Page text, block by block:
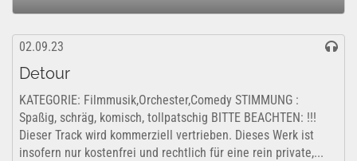
02.09.23
Detour
KATEGORIE: Filmmusik,Orchester,Comedy STIMMUNG :
Spaßig, schräg, komisch, tollpatschig BITTE BEACHTEN: !!!
Dieser Track wird kommerziell vertrieben. Dieses Werk ist
insofern nur kostenfrei und rechtlich für eine rein private,...